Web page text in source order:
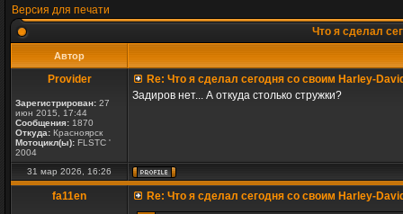
Версия для печати
Что я сделал
Автор
Provider
Зарегистрирован: 27
июн 2015, 17:44
Сообщения: 1870
Откуда: Красноярск
Мотоцикл(ы): FLSTC '
2004
Re: Что я сделал сегодня со своим Harley-
Задиров нет... А откуда столько стружки?
31 мар 2026, 16:26
fa11en Re: Что я сделал сегодня со своим Harley-